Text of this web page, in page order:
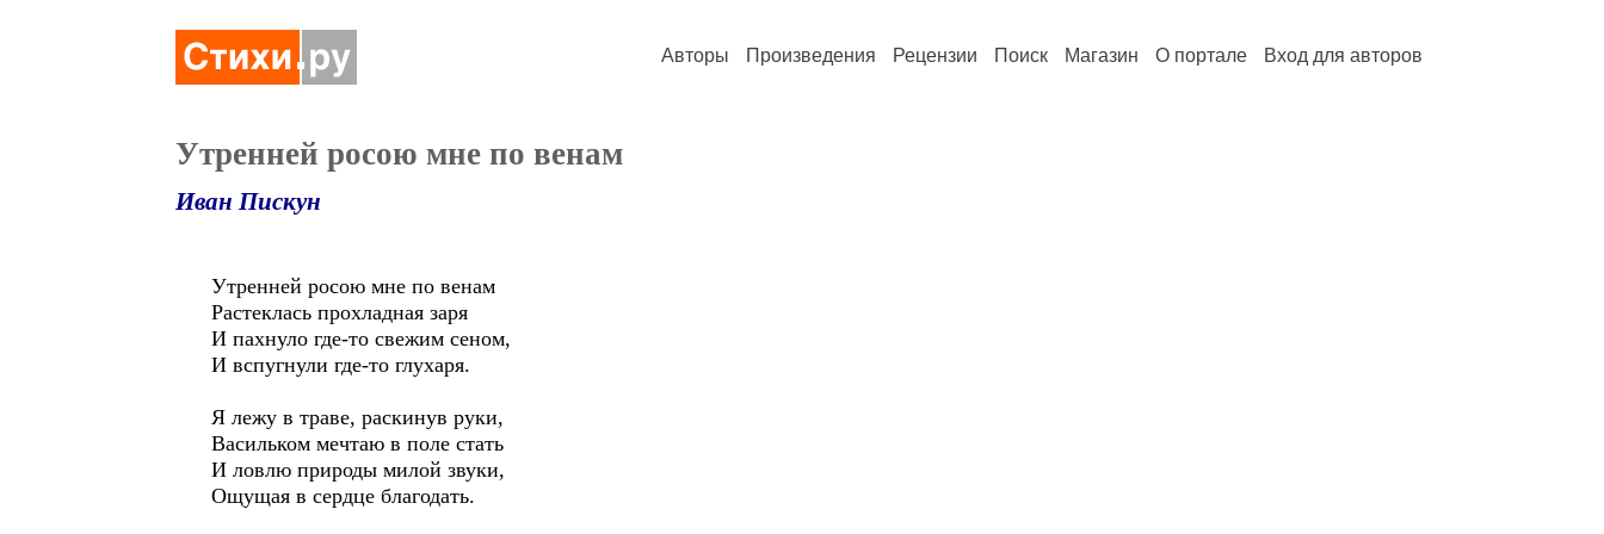
Авторы Произведения Рецензии Поиск Магазин О портале Вход для авторов
Утренней росою мне по венам
Иван Пискун
Утренней росою мне по венам
Растеклась прохладная заря
И пахнуло где-то свежим сеном,
И вспугнули где-то глухаря.
Я лежу в траве, раскинув руки,
Васильком мечтаю в поле стать
И ловлю природы милой звуки,
Ощущая в сердце благодать.